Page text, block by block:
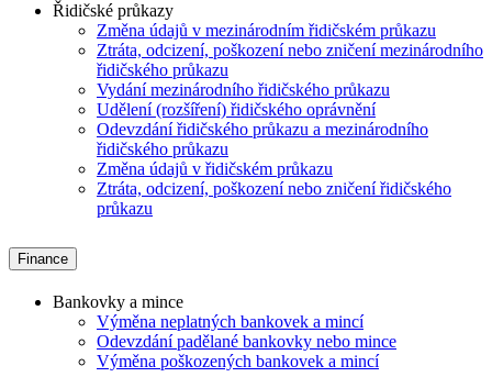
Řidičské průkazy
Změna údajů v mezinárodním řidičském průkazu
Ztráta, odcizení, poškození nebo zničení mezinárodního
řidičského průkazu
Vydání mezinárodního řidičského průkazu
Udělení (rozšíření) řidičského oprávnění
Odevzdání řidičského průkazu a mezinárodního
řidičského průkazu
Změna údajů v řidičském průkazu
Ztráta, odcizení, poškození nebo zničení řidičského
průkazu
Finance
Bankovky a mince
Výměna neplatných bankovek a mincí
Odevzdání padělané bankovky nebo mince
Výměna poškozených bankovek a mincí